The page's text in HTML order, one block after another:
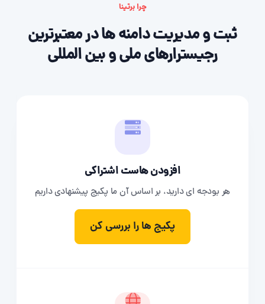
چرا برتینا
ثبت و مدیریت دامنه ها در معتبرترین
رجیسترارهای ملی و بین المللی
افزودن هاست اشتراکی
هر بودجه ای دارید، بر اساس آن ما پکیج پیشنهادی داریم
پکیج ها را بررسی کن